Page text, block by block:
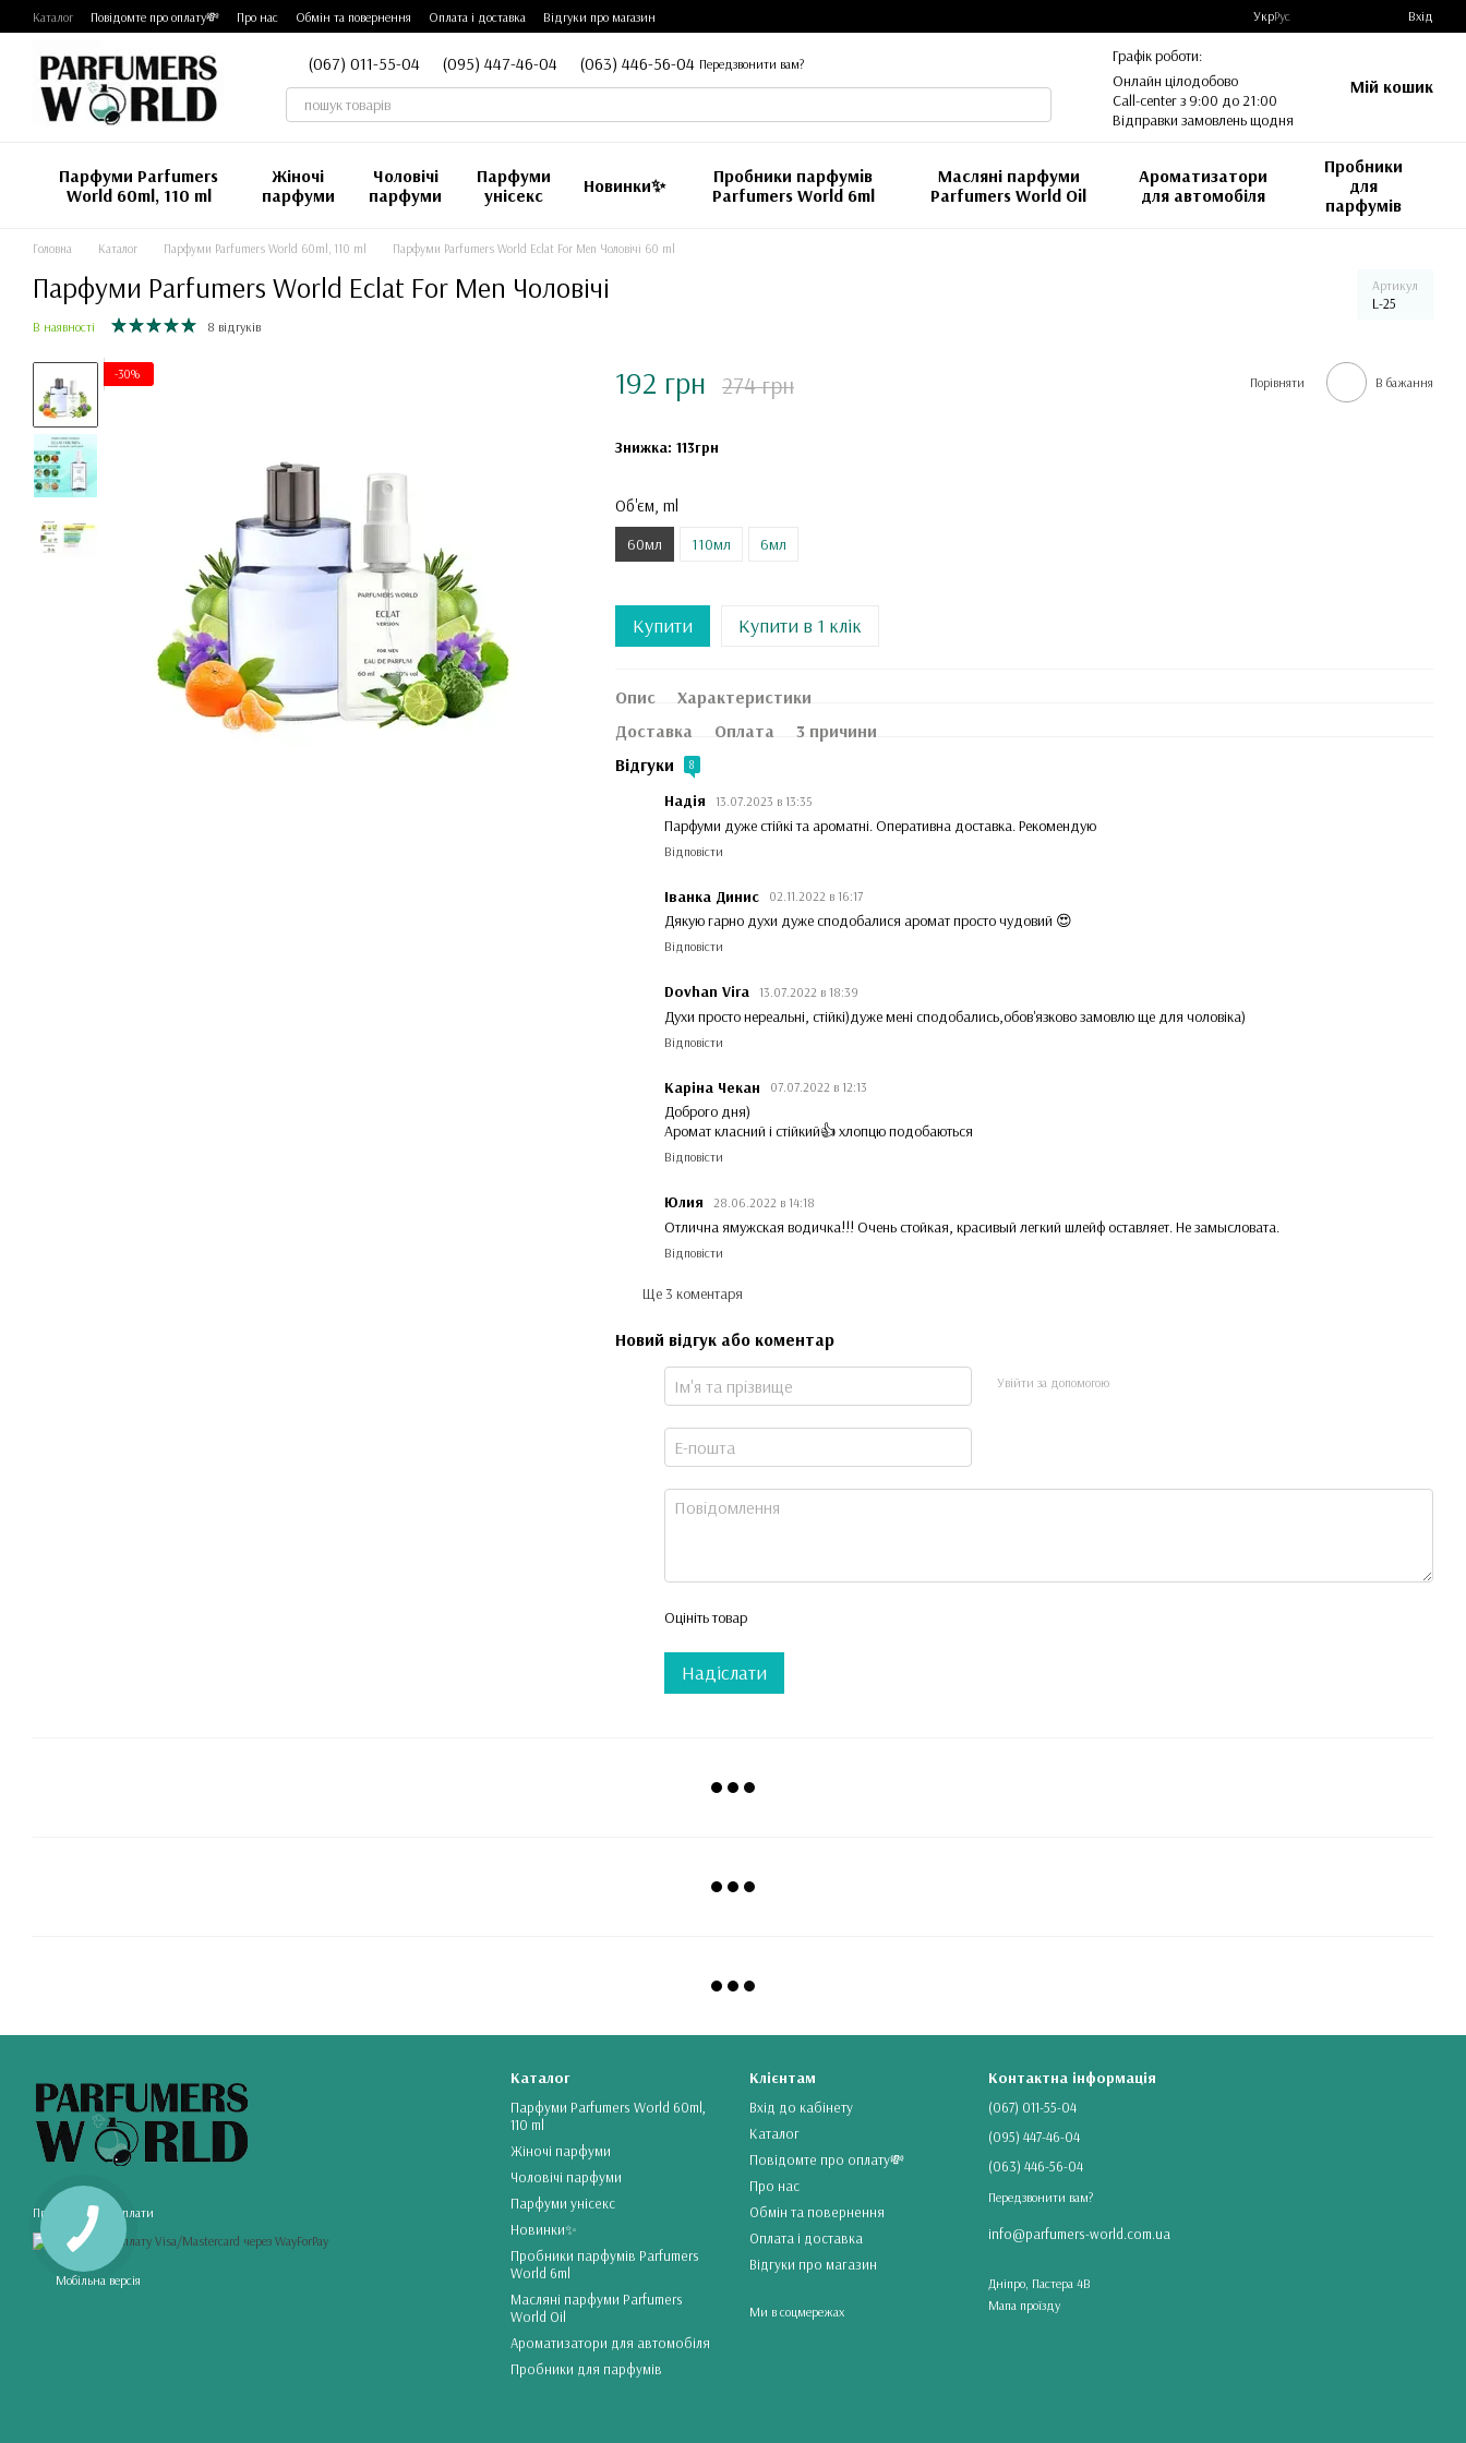
Перейти до основного контенту
Каталог Повідомте про оплату💸 Про нас Обмін та повернення Оплата і доставка Відгуки про магазин УкрРус Вхід
(067) 011-55-04 (095) 447-46-04 (063) 446-56-04 Передзвонити вам?
Графік роботи:
Онлайн цілодобово
Call-center з 9:00 до 21:00
Відправки замовлень щодня
Мій кошик
Парфуми Parfumers
World 60ml, 110 ml
Жіночі
парфуми
Чоловічі
парфуми
Парфуми
унісекс
Новинки✨
Пробники парфумiв
Parfumers World 6ml
Масляні парфуми
Parfumers World Oil
Ароматизатори
для автомобіля
Пробники
для
парфумів
Головна Каталог Парфуми Parfumers World 60ml, 110 ml Парфуми Parfumers World Eclat For Men Чоловічі 60 ml
Парфуми Parfumers World Eclat For Men Чоловічі Артикул
L-25
В наявності 8 відгуків
-30% 192 грн 274 грн Порівняти В бажання
Знижка: 113грн
Об'єм, ml
60мл 110мл 6мл
Купити Купити в 1 клік
Опис
Характеристики
Доставка
Оплата
3 причини
Відгуки
8
Надія 13.07.2023 в 13:35
Парфуми дуже стійкі та ароматні. Оперативна доставка. Рекомендую
Відповісти
Іванка Динис 02.11.2022 в 16:17
Дякую гарно духи дуже сподобалися аромат просто чудовий 😍
Відповісти
Dovhan Vira 13.07.2022 в 18:39
Духи просто нереальні, стійкі)дуже мені сподобались,обов'язково замовлю ще для чоловіка)
Відповісти
Каріна Чекан 07.07.2022 в 12:13
Доброго дня)
Аромат класний і стійкий👍 хлопцю подобаються
Відповісти
Юлия 28.06.2022 в 14:18
Отлична ямужская водичка!!! Очень стойкая, красивый легкий шлейф оставляет. Не замысловата.
Відповісти
Ще 3 коментаря
Новий відгук або коментар
Увійти за допомогою
Оцініть товар
Надіслати
Приймаємо до оплати
Мобільна версія
Каталог
Парфуми Parfumers World 60ml,
110 ml
Жіночі парфуми
Чоловічі парфуми
Парфуми унісекс
Новинки✨
Пробники парфумiв Parfumers
World 6ml
Масляні парфуми Parfumers
World Oil
Ароматизатори для автомобіля
Пробники для парфумів
Клієнтам
Вхід до кабінету
Каталог
Повідомте про оплату💸
Про нас
Обмін та повернення
Оплата і доставка
Відгуки про магазин
Ми в соцмережах
Контактна інформація
(067) 011-55-04
(095) 447-46-04
(063) 446-56-04
Передзвонити вам?
info@parfumers-world.com.ua
Днiпрo, Пастера 4В
Мапа проїзду